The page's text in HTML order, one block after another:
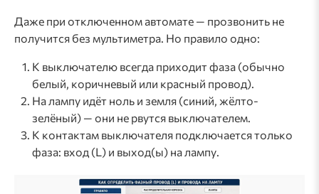
Даже при отключенном автомате — прозвонить не
получится без мультиметра. Но правило одно:
К выключателю всегда приходит фаза (обычно
белый, коричневый или красный провод).
На лампу идёт ноль и земля (синий, жёлто-
зелёный) — они не рвутся выключателем.
К контактам выключателя подключается только
фаза: вход (L) и выход(ы) на лампу.